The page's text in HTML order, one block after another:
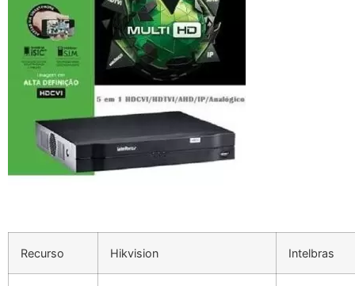
Recurso Hikvision Intelbras